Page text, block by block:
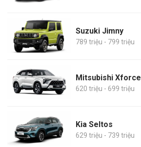
Suzuki Jimny
789 triệu - 799 triệu
Mitsubishi Xforce
620 triệu - 699 triệu
Kia Seltos
629 triệu - 739 triệu